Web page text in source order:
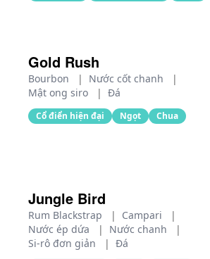
Gold Rush
Bourbon | Nước cốt chanh
|
Mật ong siro
| Đá
Cổ điển hiện đại Ngọt Chua
Jungle Bird
Rum Blackstrap | Campari
|
Nước ép dứa
| Nước chanh
|
Si-rô đơn giản
| Đá